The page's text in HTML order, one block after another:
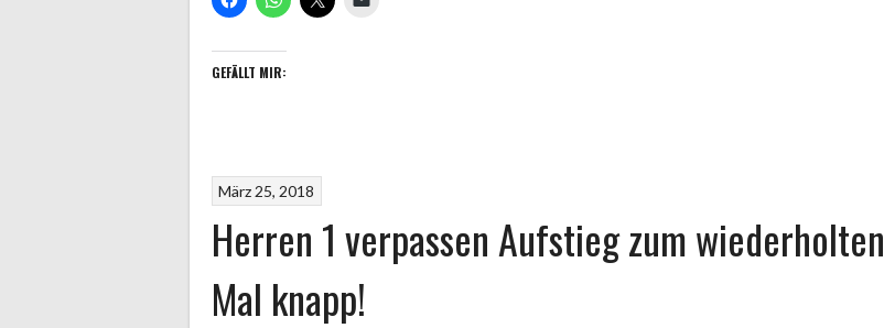
GEFÄLLT MIR:
März 25, 2018
Herren 1 verpassen Aufstieg zum wiederholten
Mal knapp!